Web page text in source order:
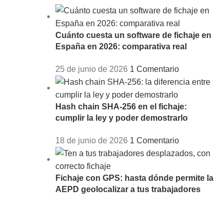
Cuánto cuesta un software de fichaje en
España en 2026: comparativa real
25 de junio de 2026 1 Comentario
Hash chain SHA-256 en el fichaje:
cumplir la ley y poder demostrarlo
18 de junio de 2026 1 Comentario
Fichaje con GPS: hasta dónde permite la
AEPD geolocalizar a tus trabajadores